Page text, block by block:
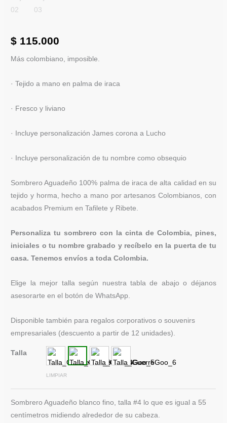
$ 115.000
Más colombiano, imposible.
· Tejido a mano en palma de iraca
· Fresco y liviano
· Incluye personalización James corona a Lucho
· Incluye personalización de tu nombre como obsequio
Sombrero Aguadeño 100% palma de iraca de alta calidad en su
tejido y horma, hecho a mano por artesanos Colombianos, con
acabados Premium en Tafilete y Ribete.
Personaliza tu sombrero con la cinta de Colombia, pines,
iniciales o tu nombre grabado y recíbelo en la puerta de tu
casa. Tenemos envíos a toda Colombia.
Elige la mejor talla según nuestra tabla de abajo o déjanos
asesorarte en el botón de WhatsApp.
Disponible también para regalos corporativos o souvenirs
empresariales (descuento a partir de 12 unidades).
Talla
LIMPIAR
Sombrero Aguadeño blanco fino, talla #4 lo que es igual a 55
centímetros midiendo alrededor de su cabeza.